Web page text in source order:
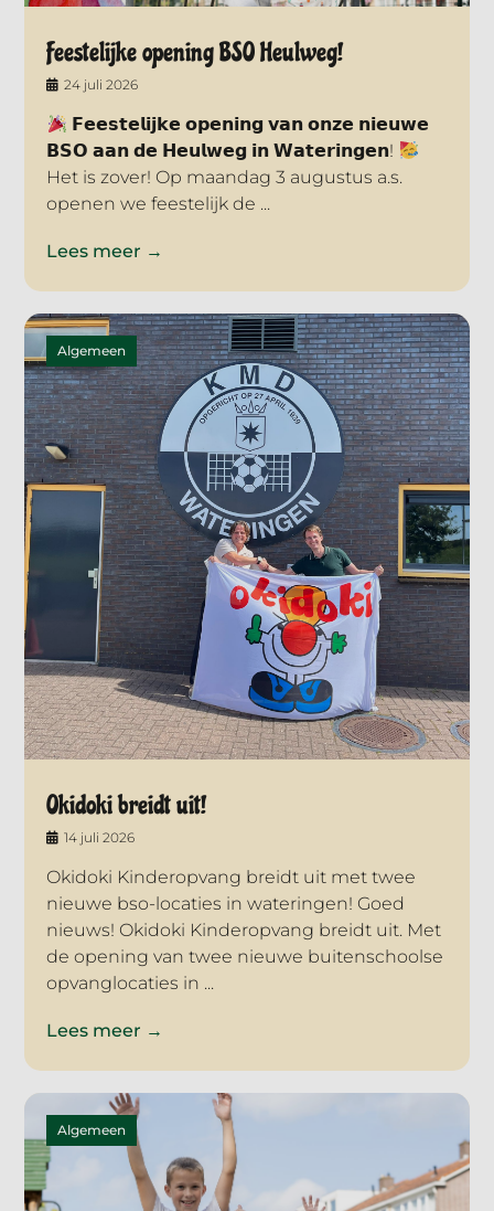
Feestelijke opening BSO Heulweg!
24 juli 2026
𝗙𝗲𝗲𝘀𝘁𝗲𝗹𝗶𝗷𝗸𝗲 𝗼𝗽𝗲𝗻𝗶𝗻𝗴 𝘃𝗮𝗻 𝗼𝗻𝘇𝗲 𝗻𝗶𝗲𝘂𝘄𝗲
𝗕𝗦𝗢 𝗮𝗮𝗻 𝗱𝗲 𝗛𝗲𝘂𝗹𝘄𝗲𝗴 𝗶𝗻 𝗪𝗮𝘁𝗲𝗿𝗶𝗻𝗴𝗲𝗻!
Het is zover! Op maandag 3 augustus a.s.
openen we feestelijk de ...
Lees meer →
Algemeen
Okidoki breidt uit!
14 juli 2026
Okidoki Kinderopvang breidt uit met twee
nieuwe bso-locaties in wateringen! Goed
nieuws! Okidoki Kinderopvang breidt uit. Met
de opening van twee nieuwe buitenschoolse
opvanglocaties in ...
Lees meer →
Algemeen